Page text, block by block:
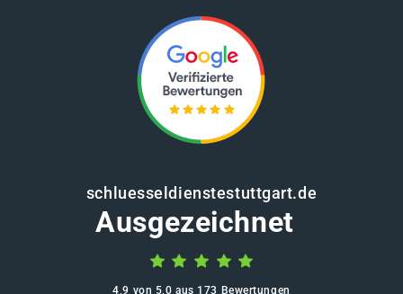
schluesseldienstestuttgart.de
Ausgezeichnet
4,9 von 5,0 aus 173 Bewertungen